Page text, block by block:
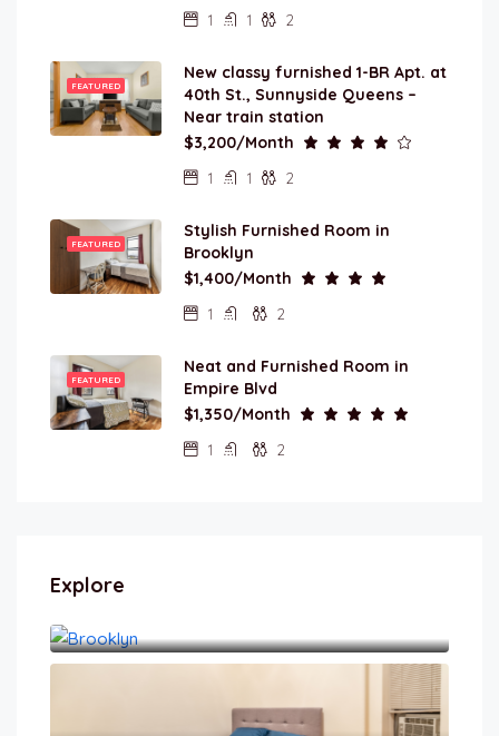
1 1 2
FEATURED
New classy furnished 1-BR Apt. at
40th St., Sunnyside Queens –
Near train station
$3,200/Month
1 1 2
FEATURED
Stylish Furnished Room in
Brooklyn
$1,400/Month
1 2
FEATURED
Neat and Furnished Room in
Empire Blvd
$1,350/Month
1 2
Explore